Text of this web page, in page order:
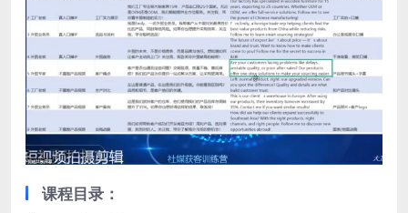
课程目录：